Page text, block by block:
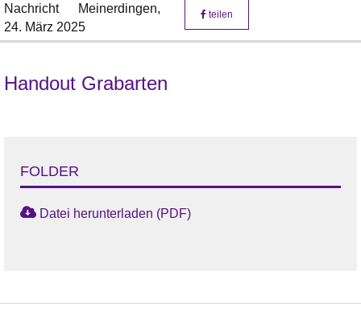
Nachricht
Meinerdingen,
24. März 2025
teilen
Handout Grabarten
FOLDER
Datei herunterladen (PDF)